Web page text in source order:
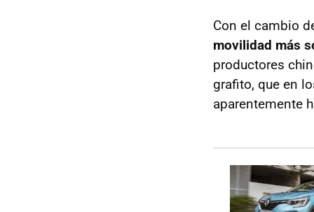
Con el cambio
movilidad más
productores
grafito, que en
aparentemente